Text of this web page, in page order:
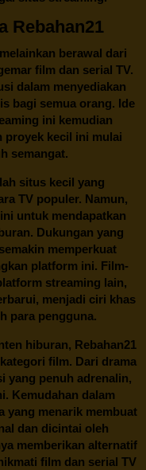
Rebahan21
berawal dari
film dan serial TV.
dalam menyediakan
bagi semua orang. Ide
ini kemudian
proyek kecil ini mulai
semangat.
situs kecil yang
TV populer. Namun,
untuk mendapatkan
Dukungan yang
memperkuat
platform ini. Film-
streaming lain,
menjadi ciri khas
para pengguna.
hiburan, Rebahan21
film. Dari drama
yang penuh adrenalin,
Kemudahan dalam
yang menarik membuat
dan dicintai oleh
memberikan alternatif
film dan serial TV